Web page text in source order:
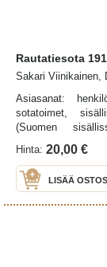
Rautatiesota
Sakari Viinikainen,
Asiasanat:
sotatoimet,
(Suomen
Hinta: 20,00 €
LISÄÄ